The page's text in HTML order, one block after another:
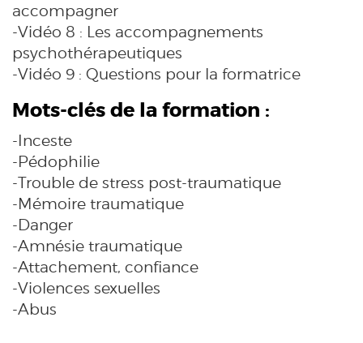
accompagner
-Vidéo 8 : Les accompagnements
psychothérapeutiques
-Vidéo 9 : Questions pour la formatrice
Mots-clés de la formation :
-Inceste
-Pédophilie
-Trouble de stress post-traumatique
-Mémoire traumatique
-Danger
-Amnésie traumatique
-Attachement, confiance
-Violences sexuelles
-Abus